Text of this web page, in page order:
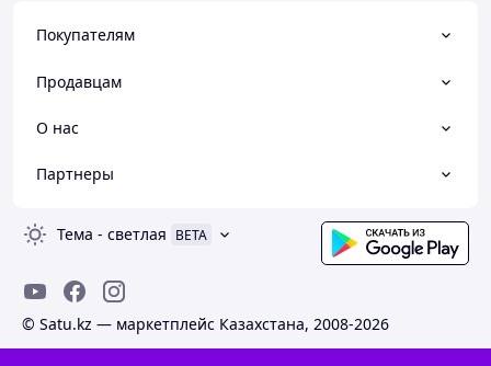
Покупателям
Продавцам
О нас
Партнеры
Тема - светлая BETA
© Satu.kz — маркетплейс Казахстана, 2008-2026